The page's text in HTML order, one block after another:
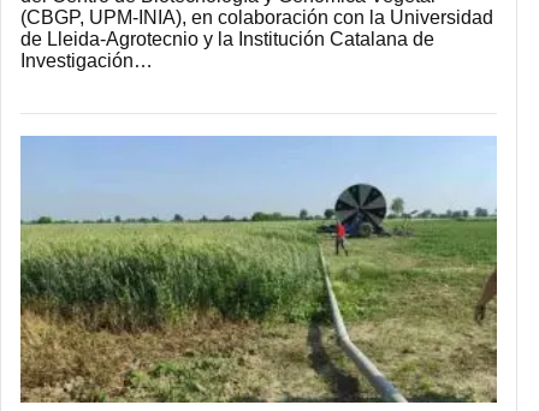
(CBGP, UPM-INIA), en colaboración con la Universidad
de Lleida-Agrotecnio y la Institución Catalana de
Investigación…